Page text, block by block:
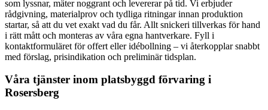
som lyssnar, mäter noggrant och levererar på tid. Vi erbjuder
rådgivning, materialprov och tydliga ritningar innan produktion
startar, så att du vet exakt vad du får. Allt snickeri tillverkas för hand
i rätt mått och monteras av våra egna hantverkare. Fyll i
kontaktformuläret för offert eller idébollning – vi återkopplar snabbt
med förslag, prisindikation och preliminär tidsplan.
Våra tjänster inom platsbyggd förvaring i
Rosersberg